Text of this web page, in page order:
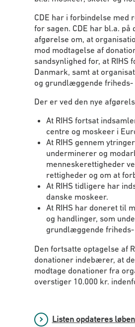
CDE har i forbindelse med
for sagen. CDE har bl.a.
afgørelse om, at
mod modtagelse af
sandsynlighed for, at
Danmark, samt at
og grundlæggende
Der er ved den nye
At RIHS fortsat
centre og moskeer i
At RIHS gennem
underminerer og
menneskerettigheder
rettigheder og om at
At RIHS tidligere har
danske moskeer.
At RIHS har doneret til
og handlinger, som
grundlæggende
Den fortsatte optagelse af
donationer indebærer, at
modtage donationer fra
overstiger 10.000 kr.
Listen opdateres